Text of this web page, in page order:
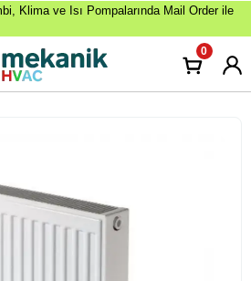
Klima ve Isı Pompalarında Mail Order ile
0